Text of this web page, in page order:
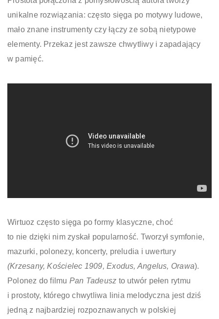
unikalne rozwiązania: często sięga po motywy ludowe,
mało znane instrumenty czy łączy ze sobą nietypowe
elementy. Przekaz jest zawsze chwytliwy i zapadający
w pamięć.
Wirtuoz często sięga po formy klasyczne, choć
to nie dzięki nim zyskał popularność. Tworzył symfonie,
mazurki, polonezy, koncerty, preludia i uwertury
(Krzesany, Kościelec 1909, Exodus, Angelus, Orawa).
Polonez do filmu Pan Tadeusz to utwór pełen rytmu
i prostoty, którego chwytliwa linia melodyczna jest dziś
jedną z najbardziej rozpoznawanych w polskiej